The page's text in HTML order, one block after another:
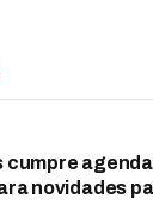
cumpre
novidades